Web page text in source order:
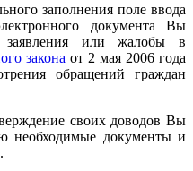
заполнения поле ввода
документа Вы
заявления или жалобы в
закона от 2 мая 2006 года
обращений граждан
своих доводов Вы
необходимые документы и